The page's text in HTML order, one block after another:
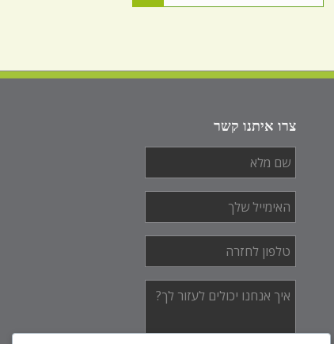
צרו איתנו קשר
מלא *
שלך *
לחזרה
*
אנחנו
לעזור